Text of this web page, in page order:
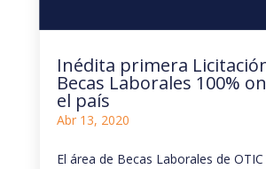
Inédita primera
Becas Laborales 100%
el país
Abr 13, 2020
El área de Becas Laborales de OTIC